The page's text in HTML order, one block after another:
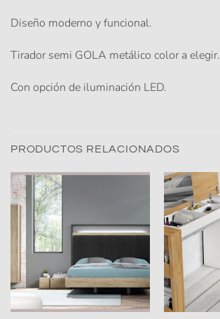
Diseño moderno y funcional.
Tirador semi GOLA metálico color a elegir.
Con opción de iluminación LED.
PRODUCTOS RELACIONADOS